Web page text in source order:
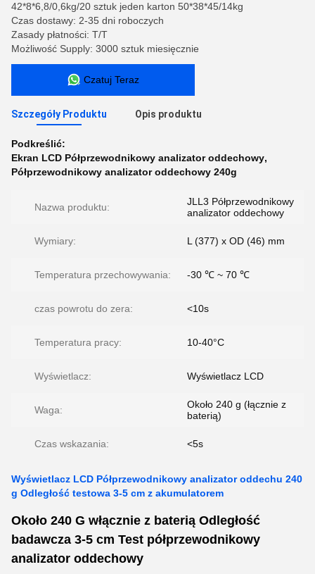
42*8*6,8/0,6kg/20 sztuk jeden karton 50*38*45/14kg
Czas dostawy: 2-35 dni roboczych
Zasady płatności: T/T
Możliwość Supply: 3000 sztuk miesięcznie
Czatuj Teraz
Szczegóły Produktu Opis produktu
Podkreślić:
Ekran LCD Półprzewodnikowy analizator oddechowy,
Półprzewodnikowy analizator oddechowy 240g
Nazwa produktu:
JLL3 Półprzewodnikowy
analizator oddechowy
Wymiary: L (377) x OD (46) mm
Temperatura przechowywania: -30 ℃ ~ 70 ℃
czas powrotu do zera: <10s
Temperatura pracy: 10-40°C
Wyświetlacz: Wyświetlacz LCD
Waga:
Około 240 g (łącznie z
baterią)
Czas wskazania: <5s
Wyświetlacz LCD Półprzewodnikowy analizator oddechu 240
g Odległość testowa 3-5 cm z akumulatorem
Około 240 G włącznie z baterią Odległość
badawcza 3-5 cm Test półprzewodnikowy
analizator oddechowy